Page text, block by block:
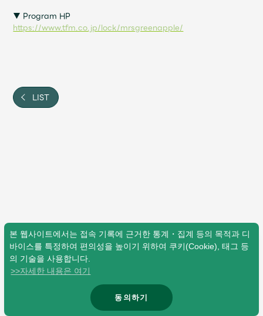
본 웹사이트에서는 접속 기록에 근거한 통계・집계 등의 목적과 디
바이스를 특정하여 편의성을 높이기 위하여 쿠키(Cookie), 태그 등
의 기술을 사용합니다.
>>자세한 내용은 여기
동의하기
Video
UNIVERSAL MUSIC STORE
新規入会
▼ Program HP
https://www.tfm.co.jp/lock/mrsgreenapple/
LIST
© Mrs. GREEN APPLE All Rights Reserved.